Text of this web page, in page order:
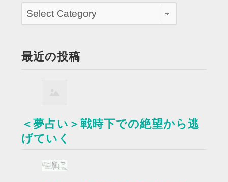
最近の投稿
＜夢占い＞戦時下での絶望から逃
げていく